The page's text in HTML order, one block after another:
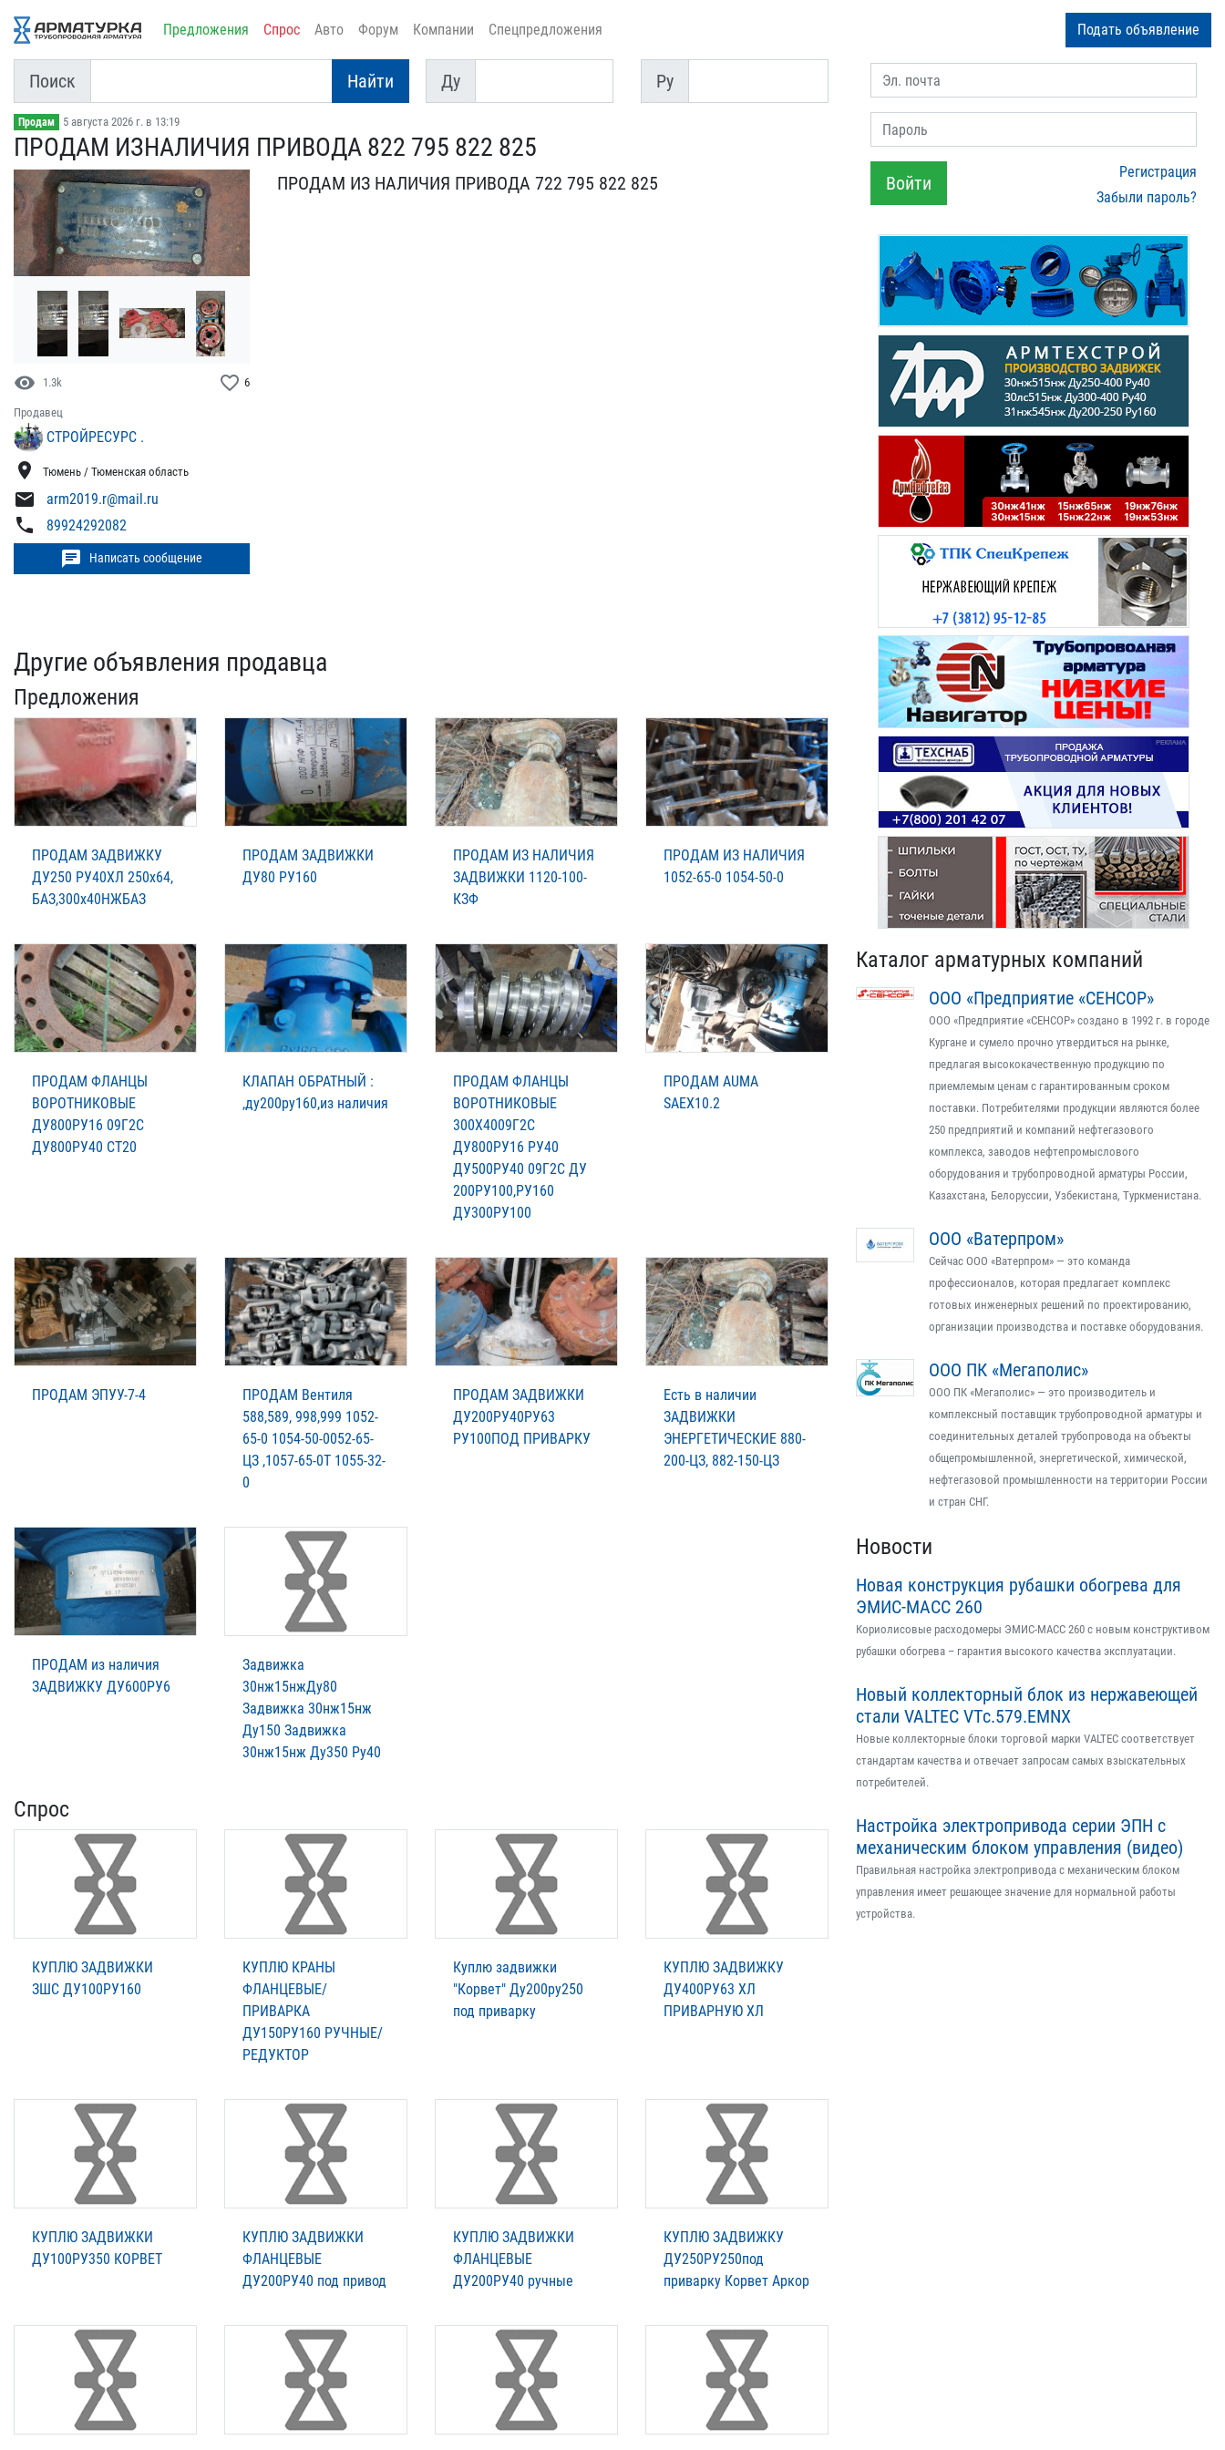
Предложения Спрос Авто Форум Компании Спецпредложения Подать объявление
Поиск Найти
Ду
Ду
Py
Py
Продам 5 августа 2026 г. в 13:19
ПРОДАМ ИЗНАЛИЧИЯ ПРИВОДА​ 822 795 822 825
visibility 1.3k favorite_border 6
Продавец
СТРОЙРЕСУРС .
location_on Тюмень / Тюменская область
mail arm2019.r@mail.ru
phone 89924292082
chat Написать сообщение
ПРОДАМ ИЗ НАЛИЧИЯ ПРИВОД​А 722 795 822 825
Другие объявления продавца
Предложения
ПРОДАМ ЗАДВИЖКУ
ДУ250 РУ40ХЛ 250х64,
БАЗ,300х40НЖБАЗ
ПРОДАМ ЗАДВИЖКИ
ДУ80 РУ160
ПРОДАМ ИЗ НАЛИЧИЯ
ЗАДВИЖКИ 1120-100-
КЗФ
ПРОДАМ ИЗ НАЛИЧИЯ
1052-65-0 1054-50-0
ПРОДАМ ФЛАНЦЫ
ВОРОТНИКОВЫЕ
ДУ800РУ16 09Г2С
ДУ800РУ40 СТ20
КЛАПАН ОБРАТНЫЙ :
,ду200ру160,из наличия
ПРОДАМ ФЛАНЦЫ
ВОРОТНИКОВЫЕ
300Х4009Г2С
ДУ800РУ16 РУ40
ДУ500РУ40 09Г2С ДУ
200РУ100,РУ160
ДУ300РУ100
ПРОДАМ AUMA
SAEX10.2
ПРОДАМ ЭПУУ-7-4
ПРОДАМ Вентиля
588,589, 998,999 1052-
65-0 1054-50-0052-65-
ЦЗ ,1057-65-0Т 1055-32-
0
ПРОДАМ ЗАДВИЖКИ
ДУ200РУ40РУ63
РУ100ПОД ПРИВАРКУ
Есть в наличии
ЗАДВИЖКИ
ЭНЕРГЕТИЧЕСКИЕ 880-
200-ЦЗ, 882-150-ЦЗ
ПРОДАМ из наличия
ЗАДВИЖКУ ДУ600РУ6
Задвижка
30нж15нжДу80
Задвижка 30нж15нж
Ду150 Задвижка
30нж15нж Ду350 Ру40
Спрос
КУПЛЮ ЗАДВИЖКИ
ЗШС ДУ100РУ160
КУПЛЮ КРАНЫ
ФЛАНЦЕВЫЕ/
ПРИВАРКА
ДУ150РУ160 РУЧНЫЕ/
РЕДУКТОР
Куплю задвижки
"Корвет" Ду200ру250
под приварку
КУПЛЮ ЗАДВИЖКУ
ДУ400РУ63 ХЛ
ПРИВАРНУЮ ХЛ
КУПЛЮ ЗАДВИЖКИ
ДУ100РУ350 КОРВЕТ
КУПЛЮ ЗАДВИЖКИ
ФЛАНЦЕВЫЕ
ДУ200РУ40 под привод
КУПЛЮ ЗАДВИЖКИ
ФЛАНЦЕВЫЕ
ДУ200РУ40 ручные
КУПЛЮ ЗАДВИЖКУ
ДУ250РУ250под
приварку Корвет Аркор
Эл. почта
Пароль
Войти
Регистрация
Забыли пароль?
Каталог арматурных компаний
ООО «Предприятие «СЕНСОР»
ООО «Предприятие «СЕНСОР» создано в 1992 г. в городе
Кургане и сумело прочно утвердиться на рынке,
предлагая высококачественную продукцию по
приемлемым ценам с гарантированным сроком
поставки. Потребителями продукции являются более
250 предприятий и компаний нефтегазового
комплекса, заводов нефтепромыслового
оборудования и трубопроводной арматуры России,
Казахстана, Белоруссии, Узбекистана, Туркменистана.
ООО «Ватерпром»
Сейчас ООО «Ватерпром» — это команда
профессионалов, которая предлагает комплекс
готовых инженерных решений по проектированию,
организации производства и поставке оборудования.
ООО ПК «Мегаполис»
ООО ПК «Мегаполис» — это производитель и
комплексный поставщик трубопроводной арматуры и
соединительных деталей трубопровода на объекты
общепромышленной, энергетической, химической,
нефтегазовой промышленности на территории России
и стран СНГ.
Новости
Новая конструкция рубашки обогрева для
ЭМИС-МАСС 260
Кориолисовые расходомеры ЭМИС-МАСС 260 с новым конструктивом
рубашки обогрева – гарантия высокого качества эксплуатации.
Новый коллекторный блок из нержавеющей
стали VALTEC VTс.579.EMNX
Новые коллекторные блоки торговой марки VALTEC соответствует
стандартам качества и отвечает запросам самых взыскательных
потребителей.
Настройка электропривода серии ЭПН с
механическим блоком управления (видео)
Правильная настройка электропривода с механическим блоком
управления имеет решающее значение для нормальной работы
устройства.